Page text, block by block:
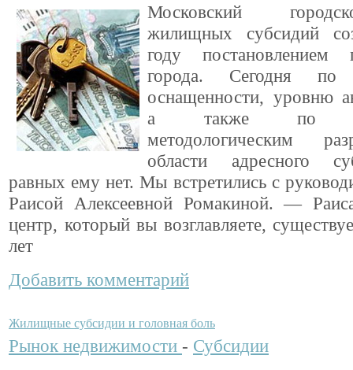
Московский
жилищных субсидий
году постановлением
города. Сегодня по
оснащенности, уровню
а также по
методологическим
области адресного
равных ему нет. Мы встретились с
Раисой Алексеевной Ромакиной. —
центр, который вы возглавляете,
лет
Добавить комментарий
Жилищные субсидии и головная боль
Рынок недвижимости - Субсидии